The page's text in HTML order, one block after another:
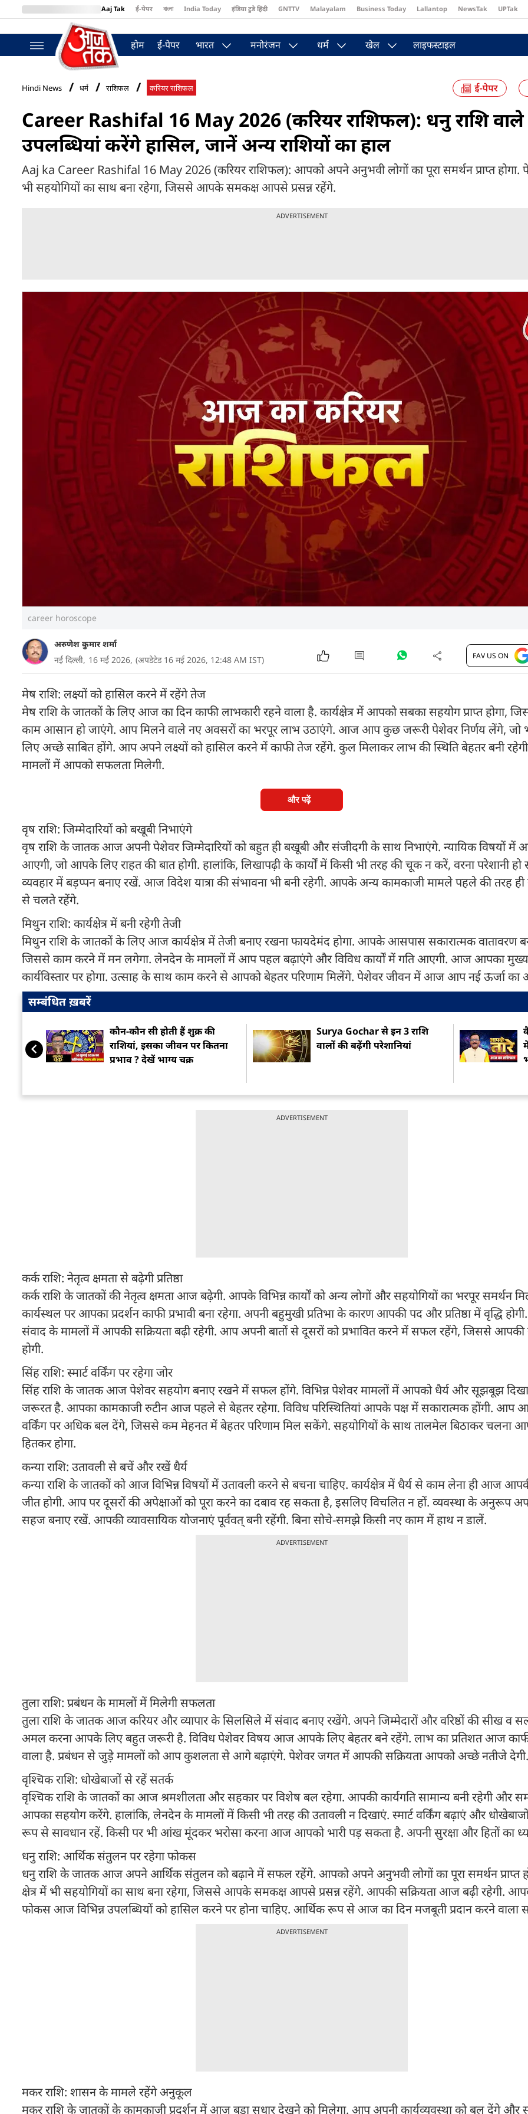
Aaj Tak ई-पेपर বাংলা India Today इंडिया टुडे हिंदी GNTTV Malayalam Business Today Lallantop NewsTak UPTak
BT Bazaar
होम ई-पेपर भारत मनोरंजन धर्म खेल लाइफस्टाइल
Hindi News धर्म राशिफल करियर राशिफल
Career Rashifal 16 May 2026 (करियर राशिफल): धनु राशि वाले
उपलब्धियां करेंगे हासिल, जानें अन्य राशियों का हाल
Aaj ka Career Rashifal 16 May 2026 (करियर राशिफल): आपको अपने अनुभवी लोगों का पूरा समर्थन प्राप्त होगा.
भी सहयोगियों का साथ बना रहेगा, जिससे आपके समकक्ष आपसे प्रसन्न रहेंगे.
ADVERTISEMENT
career horoscope
अरुणेश कुमार शर्मा
नई दिल्ली, 16 मई 2026, (अपडेटेड 16 मई 2026, 12:48 AM IST) FAV US ON
मेष राशि: लक्ष्यों को हासिल करने में रहेंगे तेज
मेष राशि के जातकों के लिए आज का दिन काफी लाभकारी रहने वाला है. कार्यक्षेत्र में आपको सबका सहयोग प्राप्त होगा,
काम आसान हो जाएंगे. आप मिलने वाले नए अवसरों का भरपूर लाभ उठाएंगे. आज आप कुछ जरूरी पेशेवर निर्णय लेंगे, जो
लिए अच्छे साबित होंगे. आप अपने लक्ष्यों को हासिल करने में काफी तेज रहेंगे. कुल मिलाकर लाभ की स्थिति बेहतर बनी
मामलों में आपको सफलता मिलेगी.
और पढ़ें
वृष राशि: जिम्मेदारियों को बखूबी निभाएंगे
वृष राशि के जातक आज अपनी पेशेवर जिम्मेदारियों को बहुत ही बखूबी और संजीदगी के साथ निभाएंगे. न्यायिक विषयों में
आएगी, जो आपके लिए राहत की बात होगी. हालांकि, लिखापढ़ी के कार्यों में किसी भी तरह की चूक न करें, वरना परेशानी
व्यवहार में बड़प्पन बनाए रखें. आज विदेश यात्रा की संभावना भी बनी रहेगी. आपके अन्य कामकाजी मामले पहले की तरह
से चलते रहेंगे.
मिथुन राशि: कार्यक्षेत्र में बनी रहेगी तेजी
मिथुन राशि के जातकों के लिए आज कार्यक्षेत्र में तेजी बनाए रखना फायदेमंद होगा. आपके आसपास सकारात्मक वातावरण
जिससे काम करने में मन लगेगा. लेनदेन के मामलों में आप पहल बढ़ाएंगे और विविध कार्यों में गति आएगी. आज आपका
कार्यविस्तार पर होगा. उत्साह के साथ काम करने से आपको बेहतर परिणाम मिलेंगे. पेशेवर जीवन में आज आप नई ऊर्जा
सम्बंधित ख़बरें
कौन-कौन सी होती हैं शुक्र की
राशियां, इसका जीवन पर कितना
प्रभाव ? देखें भाग्य चक्र
Surya Gochar से इन 3 राशि
वालों की बढ़ेंगी परेशानियां
ADVERTISEMENT
कर्क राशि: नेतृत्व क्षमता से बढ़ेगी प्रतिष्ठा
कर्क राशि के जातकों की नेतृत्व क्षमता आज बढ़ेगी. आपके विभिन्न कार्यों को अन्य लोगों और सहयोगियों का भरपूर समर्थन
कार्यस्थल पर आपका प्रदर्शन काफी प्रभावी बना रहेगा. अपनी बहुमुखी प्रतिभा के कारण आपकी पद और प्रतिष्ठा में वृद्धि
संवाद के मामलों में आपकी सक्रियता बढ़ी रहेगी. आप अपनी बातों से दूसरों को प्रभावित करने में सफल रहेंगे, जिससे
होगी.
सिंह राशि: स्मार्ट वर्किंग पर रहेगा जोर
सिंह राशि के जातक आज पेशेवर सहयोग बनाए रखने में सफल होंगे. विभिन्न पेशेवर मामलों में आपको धैर्य और सूझबूझ
जरूरत है. आपका कामकाजी रुटीन आज पहले से बेहतर रहेगा. विविध परिस्थितियां आपके पक्ष में सकारात्मक होंगी. आप
वर्किंग पर अधिक बल देंगे, जिससे कम मेहनत में बेहतर परिणाम मिल सकेंगे. सहयोगियों के साथ तालमेल बिठाकर चलना
हितकर होगा.
कन्या राशि: उतावली से बचें और रखें धैर्य
कन्या राशि के जातकों को आज विभिन्न विषयों में उतावली करने से बचना चाहिए. कार्यक्षेत्र में धैर्य से काम लेना ही आज
जीत होगी. आप पर दूसरों की अपेक्षाओं को पूरा करने का दबाव रह सकता है, इसलिए विचलित न हों. व्यवस्था के अनुरूप
सहज बनाए रखें. आपकी व्यावसायिक योजनाएं पूर्ववत् बनी रहेंगी. बिना सोचे-समझे किसी नए काम में हाथ न डालें.
ADVERTISEMENT
तुला राशि: प्रबंधन के मामलों में मिलेगी सफलता
तुला राशि के जातक आज करियर और व्यापार के सिलसिले में संवाद बनाए रखेंगे. अपने जिम्मेदारों और वरिष्ठों की सीख व
अमल करना आपके लिए बहुत जरूरी है. विविध पेशेवर विषय आज आपके लिए बेहतर बने रहेंगे. लाभ का प्रतिशत आज
वाला है. प्रबंधन से जुड़े मामलों को आप कुशलता से आगे बढ़ाएंगे. पेशेवर जगत में आपकी सक्रियता आपको अच्छे नतीजे देगी.
वृश्चिक राशि: धोखेबाजों से रहें सतर्क
वृश्चिक राशि के जातकों का आज श्रमशीलता और सहकार पर विशेष बल रहेगा. आपकी कार्यगति सामान्य बनी रहेगी और
आपका सहयोग करेंगे. हालांकि, लेनदेन के मामलों में किसी भी तरह की उतावली न दिखाएं. स्मार्ट वर्किंग बढ़ाएं और
रूप से सावधान रहें. किसी पर भी आंख मूंदकर भरोसा करना आज आपको भारी पड़ सकता है. अपनी सुरक्षा और हितों का
धनु राशि: आर्थिक संतुलन पर रहेगा फोकस
धनु राशि के जातक आज अपने आर्थिक संतुलन को बढ़ाने में सफल रहेंगे. आपको अपने अनुभवी लोगों का पूरा समर्थन प्राप्त
क्षेत्र में भी सहयोगियों का साथ बना रहेगा, जिससे आपके समकक्ष आपसे प्रसन्न रहेंगे. आपकी सक्रियता आज बढ़ी रहेगी.
फोकस आज विभिन्न उपलब्धियों को हासिल करने पर होना चाहिए. आर्थिक रूप से आज का दिन मजबूती प्रदान करने वाला
ADVERTISEMENT
मकर राशि: शासन के मामले रहेंगे अनुकूल
मकर राशि के जातकों के कामकाजी प्रदर्शन में आज बड़ा सुधार देखने को मिलेगा. आप अपनी कार्यव्यवस्था को बल देंगे और